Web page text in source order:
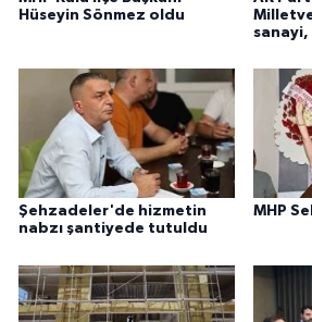
Hüseyin Sönmez oldu
sanayi,
Şehzadeler'de hizmetin
nabzı şantiyede tutuldu
MHP